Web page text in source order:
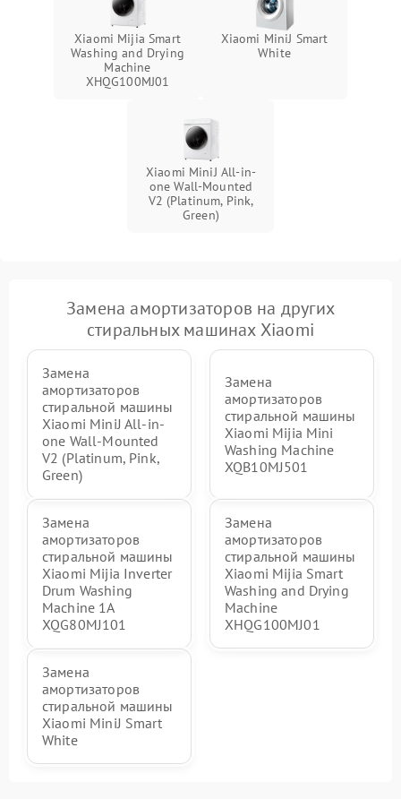
Xiaomi Mijia Smart
Washing and Drying
Machine
XHQG100MJ01
Xiaomi MiniJ Smart
White
Xiaomi MiniJ All-in-
one Wall-Mounted
V2 (Platinum, Pink,
Green)
Замена амортизаторов на других
стиральных машинах Xiaomi
Замена
амортизаторов
стиральной машины
Xiaomi MiniJ All-in-
one Wall-Mounted
V2 (Platinum, Pink,
Green)
Замена
амортизаторов
стиральной машины
Xiaomi Mijia Mini
Washing Machine
XQB10MJ501
Замена
амортизаторов
стиральной машины
Xiaomi Mijia Inverter
Drum Washing
Machine 1A
XQG80MJ101
Замена
амортизаторов
стиральной машины
Xiaomi Mijia Smart
Washing and Drying
Machine
XHQG100MJ01
Замена
амортизаторов
стиральной машины
Xiaomi MiniJ Smart
White